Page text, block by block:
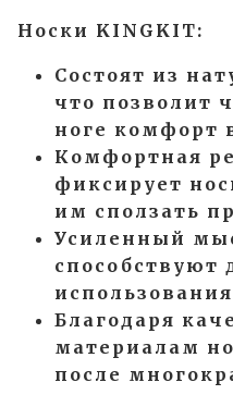
Носки KINGKIT:
Состоят из
что позволит
ноге комфорт
Комфортная
фиксирует
им сползать
Усиленный
способствуют
использования
Благодаря
материалам
после